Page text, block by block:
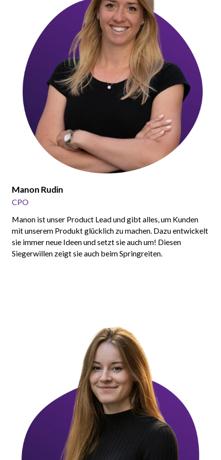
Manon Rudin
CPO
Manon ist unser Product Lead und gibt alles, um Kunden
mit unserem Produkt glücklich zu machen. Dazu entwickelt
sie immer neue Ideen und setzt sie auch um! Diesen
Siegerwillen zeigt sie auch beim Springreiten.